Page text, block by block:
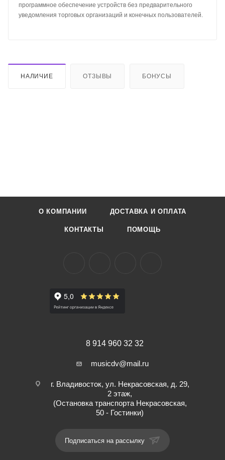
программное обеспечение устройств без предварительного
уведомления торговых организаций и конечных пользователей.
НАЛИЧИЕ ОТЗЫВЫ БОНУСЫ
О КОМПАНИИ ДОСТАВКА И ОПЛАТА
КОНТАКТЫ ПОМОЩЬ
8 914 960 32 32
musicdv@mail.ru
г. Владивосток, ул. Некрасовская, д. 29,
2 этаж,
(Остановка транспорта Некрасовская,
50 - Гостинки)
Подписаться на рассылку